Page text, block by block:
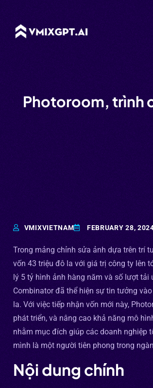
Photoroom, trình
VMIXVIETNAM FEBRUARY 28,
Trong mảng chỉnh sửa ảnh dựa trên trí
vốn 43 triệu đô la với giá trị công ty lên
lý 5 tỷ hình ảnh hàng năm và số lượt tải
Combinator đã thể hiện sự tin tưởng
la. Với việc tiếp nhận vốn mới này,
phát triển, và nâng cao khả năng mô
nhằm mục đích giúp các doanh nghiệp
mình là một người tiên phong trong
Nội dung chính